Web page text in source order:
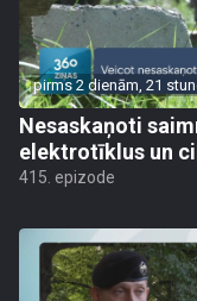
pirms 2 dienām, 21
Nesaskaņoti
elektrotīklus un
415. epizode